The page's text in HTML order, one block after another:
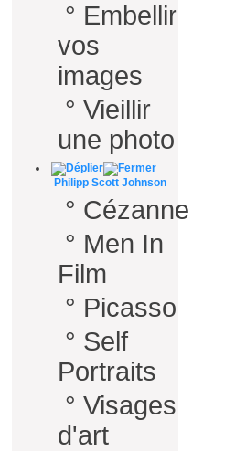
° Embellir
vos
images
° Vieillir
une photo
Philipp Scott Johnson
° Cézanne
° Men In
Film
° Picasso
° Self
Portraits
° Visages
d'art